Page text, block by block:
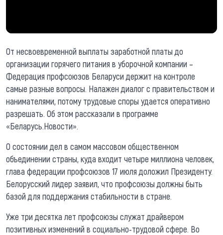
От несвоевременной выплаты заработной платы до
организации горячего питания в уборочной компании –
Федерация профсоюзов Беларуси держит на контроле
самые разные вопросы. Налажен диалог с правительством и
нанимателями, потому трудовые споры удается оперативно
разрешать. Об этом рассказали в программе
«Беларусь.Новости».
О состоянии дел в самом массовом общественном
объединении страны, куда входит четыре миллиона человек,
глава федерации профсоюзов 17 июля доложил Президенту.
Белорусский лидер заявил, что профсоюзы должны быть
базой для поддержания стабильности в стране.
Уже три десятка лет профсоюзы служат драйвером
позитивных изменений в социально-трудовой сфере. Во